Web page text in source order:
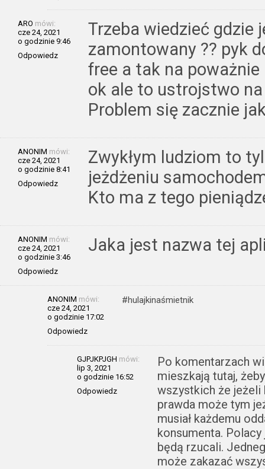
ARO mówi:
cze 24, 2021
o godzinie 9:46
Odpowiedz
Trzeba wiedzieć gdzie
zamontowany ?? pyk
free a tak na
ok ale to ustrojstwo
Problem się zacznie
ANONIM mówi:
cze 24, 2021
o godzinie 8:41
Odpowiedz
Zwykłym ludziom to
jeżdżeniu
Kto ma z tego
ANONIM mówi:
cze 24, 2021
o godzinie 3:46
Odpowiedz
Jaka jest nazwa tej
ANONIM mówi:
cze 24, 2021
o godzinie 17:02
Odpowiedz
#hulajkinaśmietnik
GJPJKPJGH mówi:
lip 3, 2021
o godzinie 16:52
Odpowiedz
Po komentarzach
mieszkają tutaj,
wszystkich że jeżeli
prawda może tym
musiał każdemu
konsumenta.
będą rzucali.
może zakazać